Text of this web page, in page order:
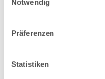
Notwendig
Präferenzen
Statistiken